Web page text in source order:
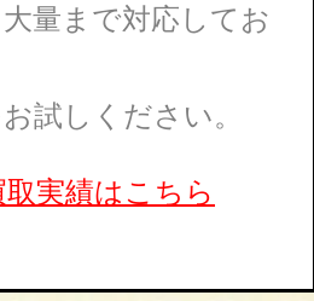
量まで対応してお
試しください。
実績はこちら